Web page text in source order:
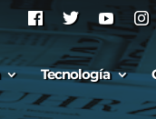
Tecnología